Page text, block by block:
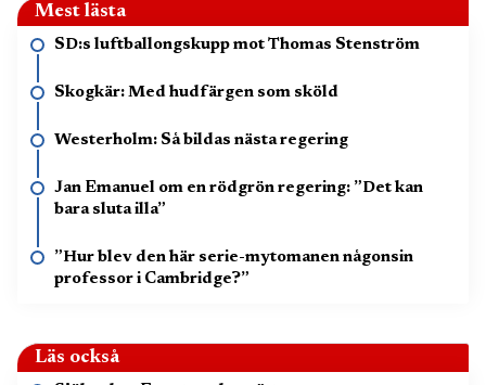
Mest lästa
SD:s luftballongskupp mot Thomas Stenström
Skogkär: Med hudfärgen som sköld
Westerholm: Så bildas nästa regering
Jan Emanuel om en rödgrön regering: ”Det kan
bara sluta illa”
”Hur blev den här serie-mytomanen någonsin
professor i Cambridge?”
Läs också